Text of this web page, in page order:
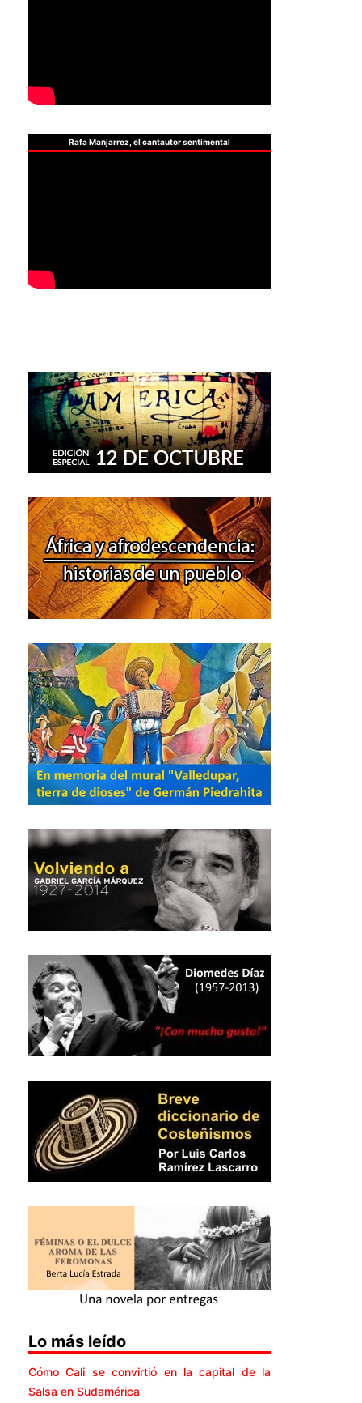
Rafa Manjarrez, el cantautor sentimental
Lo más leído
Cómo Cali se convirtió en la capital de la
Salsa en Sudamérica